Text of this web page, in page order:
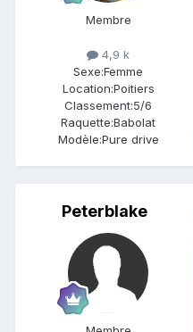
Membre
4,9 k
Sexe:Femme
Location:Poitiers
Classement:5/6
Raquette:Babolat
Modèle:Pure drive
Peterblake